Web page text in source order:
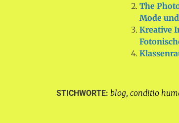
The
Mode
Kreative
STICHWORTE: blog, conditio